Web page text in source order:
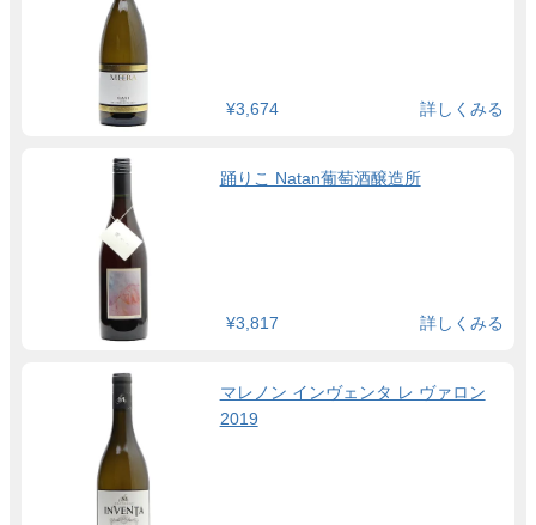
¥3,674 詳しくみる
踊りこ Natan葡萄酒醸造所
¥3,817 詳しくみる
マレノン インヴェンタ レ ヴァロン
2019